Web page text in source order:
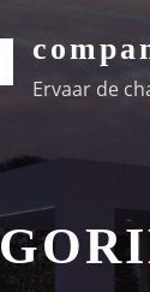
Ervaar de